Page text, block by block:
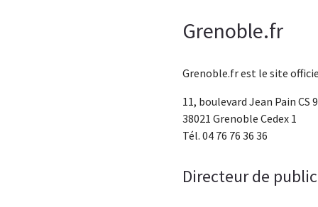
Grenoble.fr
Grenoble.fr est le site
11, boulevard Jean Pain CS
38021 Grenoble Cedex 1
Tél. 04 76 76 36 36
Directeur de